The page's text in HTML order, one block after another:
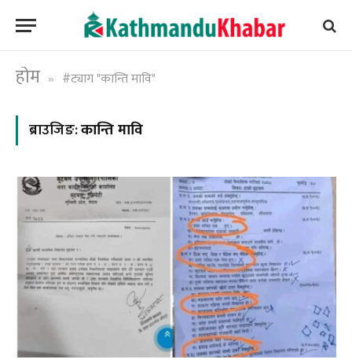
होम » #ट्याग "कान्ति मावि"
ब्राउजिङ:कान्ति मावि